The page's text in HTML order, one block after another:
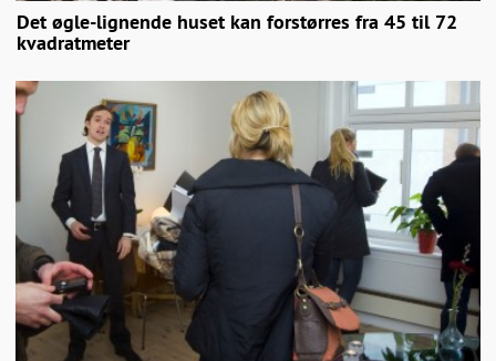
Det øgle-lignende huset kan forstørres fra 45 til 72
kvadratmeter